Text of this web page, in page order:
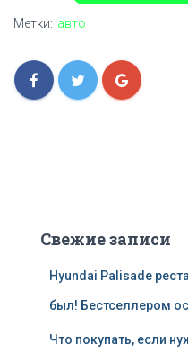
Метки: авто
Свежие записи
Hyundai Palisade
был! Бестселлером
Что покупать, если